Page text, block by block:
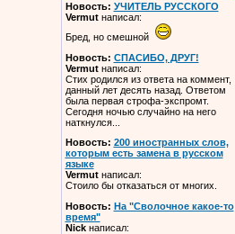
Новость: УЧИТЕЛЬ РУССКОГО
Vermutнаписал:
Бред, но смешной
Новость: СПАСИБО, ДРУГ!
Vermutнаписал:
Стих родился из ответа на коммент,
данный лет десять назад. Ответом
была первая строфа-экспромт.
Сегодня ночью случайно на него
наткнулся...
Новость: 200 иностранных слов,
которым есть замена в русском
языке
Vermutнаписал:
Стоило бы отказаться от многих.
Новость: На "Сволочное какое-то
время"
Nickнаписал: